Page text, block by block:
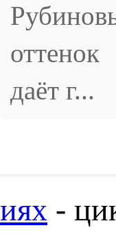
оттенок
даёт г...
-